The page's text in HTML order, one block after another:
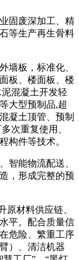
固废深加工、精
等生产再生骨料
板，标准化、
板、楼面板、楼
混凝土开发轻
大型预制品,超
凝土顶管、预制
次重复使用、
构件等技术。
能物流配送、
，形成完整的预
材料供应链、
平。配合质量信
危险、繁重工序
）、清洁机器